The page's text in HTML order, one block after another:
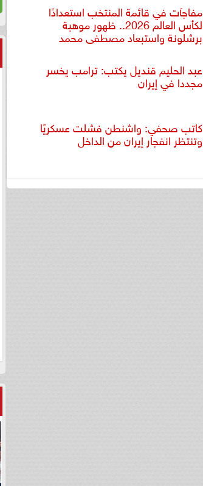
مفاجآت في قائمة المنتخب استعدادًا
لكأس العالم 2026.. ظهور موهبة
برشلونة واستبعاد مصطفى محمد
عبد الحليم قنديل يكتب: ترامب يخسر
مجددا في إيران
كاتب صحفي: واشنطن فشلت عسكريًا
وتنتظر انفجار إيران من الداخل